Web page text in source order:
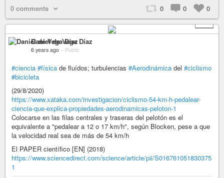
0 comments 0 0
0
+ 2
Daniel de Vega Díaz
6 years ago – Public
#ciencia #física de fluídos; turbulencias #Aerodinámica del #ciclismo
#bicicleta
(29/8/2020)
https://www.xataka.com/investigacion/ciclismo-54-km-h-pedalear-
ciencia-que-explica-propiedades-aerodinamicas-peloton-1
Colocarse en las filas centrales y traseras del pelotón es el
equivalente a "pedalear a 12 o 17 km/h", según Blocken, pese a que
la velocidad real sea de más de 54 km/h
El PAPER científico [EN] (2018)
https://www.sciencedirect.com/science/article/pii/S016761051830375
1